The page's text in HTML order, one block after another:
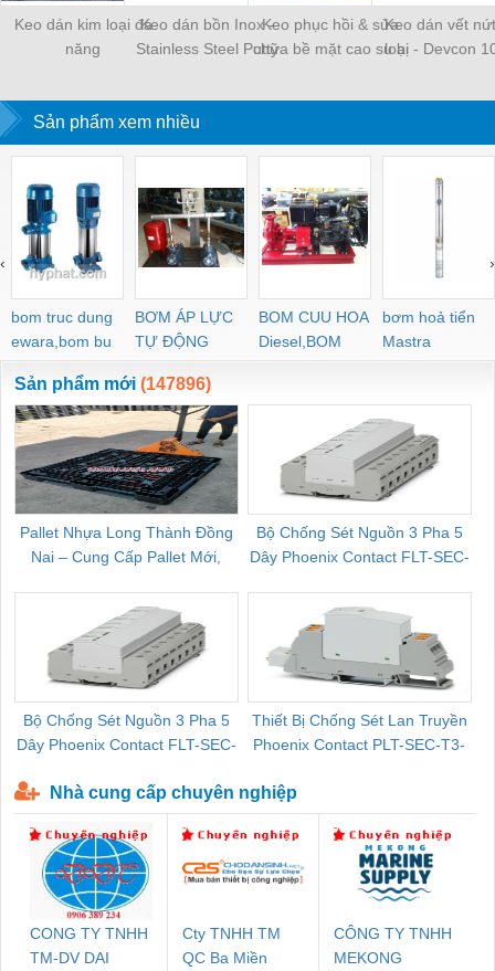
Keo dán kim loại đa
năng
Keo dán bồn Inox -
Stainless Steel Putty
Keo phục hồi & sửa
chữa bề mặt cao su bị
Putty - 15820
Keo dán vết
loại - Devcon
Sản phẩm xem nhiều
bom truc dung
ewara,bom bu
ewara
BƠM ÁP LỰC
TỰ ĐỘNG
BOM CUU HOA
Diesel,BOM
CHUA CHAY
bơm hoả tiển
Mastra
‹ ›
Sản phẩm mới (147896)
Pallet Nhựa Long Thành Đồng
Nai – Cung Cấp Pallet Mới,
Bộ Chống Sét Nguồn 3 Pha 5
Dây Phoenix Contact FLT-SEC-
Bộ Chống Sét Nguồn 3 Pha 5
Dây Phoenix Contact FLT-SEC-
Thiết Bị Chống Sét Lan Truyền
Phoenix Contact PLT-SEC-T3-
Nhà cung cấp chuyên nghiệp
CONG TY TNHH
TM-DV DAI
Cty TNHH TM
QC Ba Miền
CÔNG TY TNHH
MEKONG